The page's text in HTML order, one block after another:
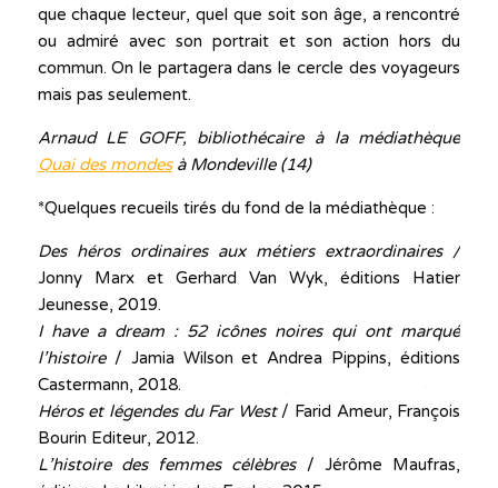
que chaque lecteur, quel que soit son âge, a rencontré
ou admiré avec son portrait et son action hors du
commun. On le partagera dans le cercle des voyageurs
mais pas seulement.
Arnaud LE GOFF, bibliothécaire à la médiathèque
Quai des mondesà Mondeville (14)
*Quelques recueils tirés du fond de la médiathèque :
Des héros ordinaires aux métiers extraordinaires /
Jonny Marx et Gerhard Van Wyk, éditions Hatier
Jeunesse, 2019.
I have a dream : 52 icônes noires qui ont marqué
l’histoire/ Jamia Wilson et Andrea Pippins, éditions
Castermann, 2018.
Héros et légendes du Far West/ Farid Ameur, François
Bourin Editeur, 2012.
L’histoire des femmes célèbres/ Jérôme Maufras,